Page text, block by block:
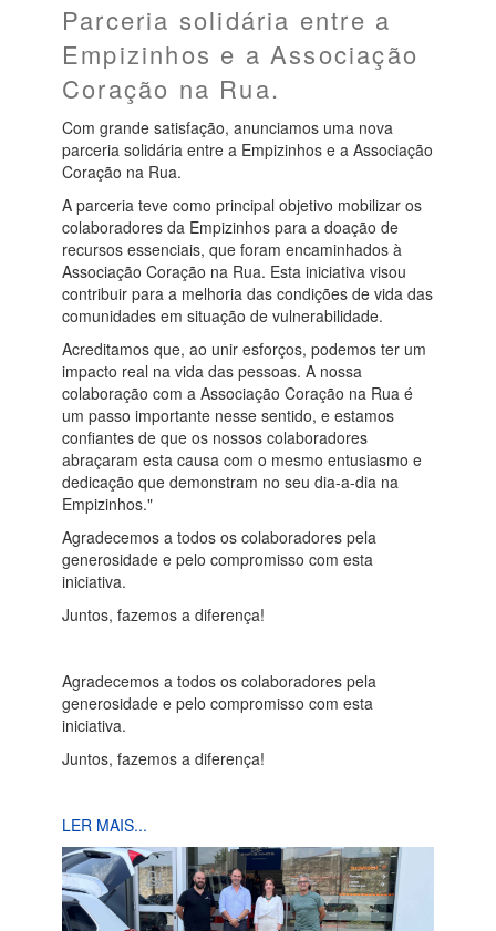
Parceria solidária entre a
Empizinhos e a Associação
Coração na Rua.
Com grande satisfação, anunciamos uma nova
parceria solidária entre a Empizinhos e a Associação
Coração na Rua.
A parceria teve como principal objetivo mobilizar os
colaboradores da Empizinhos para a doação de
recursos essenciais, que foram encaminhados à
Associação Coração na Rua. Esta iniciativa visou
contribuir para a melhoria das condições de vida das
comunidades em situação de vulnerabilidade.
Acreditamos que, ao unir esforços, podemos ter um
impacto real na vida das pessoas. A nossa
colaboração com a Associação Coração na Rua é
um passo importante nesse sentido, e estamos
confiantes de que os nossos colaboradores
abraçaram esta causa com o mesmo entusiasmo e
dedicação que demonstram no seu dia-a-dia na
Empizinhos."
Agradecemos a todos os colaboradores pela
generosidade e pelo compromisso com esta
iniciativa.
Juntos, fazemos a diferença!
Agradecemos a todos os colaboradores pela
generosidade e pelo compromisso com esta
iniciativa.
Juntos, fazemos a diferença!
LER MAIS...